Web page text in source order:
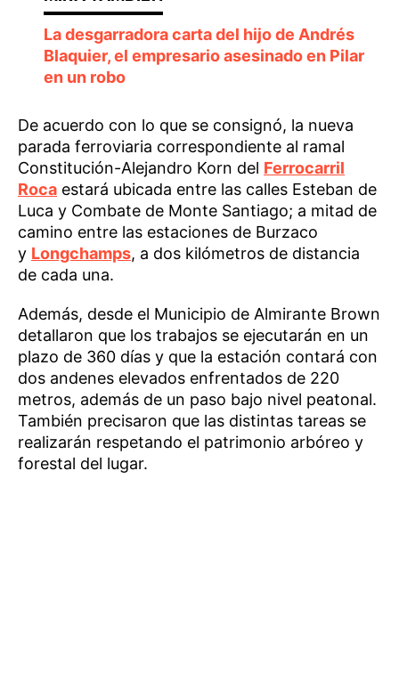
La desgarradora carta del hijo de Andrés
Blaquier, el empresario asesinado en Pilar
en un robo
De acuerdo con lo que se consignó, la nueva
parada ferroviaria correspondiente al ramal
Constitución-Alejandro Korn del Ferrocarril
Roca estará ubicada entre las calles Esteban de
Luca y Combate de Monte Santiago; a mitad de
camino entre las estaciones de Burzaco
y Longchamps, a dos kilómetros de distancia
de cada una.
Además, desde el Municipio de Almirante Brown
detallaron que los trabajos se ejecutarán en un
plazo de 360 días y que la estación contará con
dos andenes elevados enfrentados de 220
metros, además de un paso bajo nivel peatonal.
También precisaron que las distintas tareas se
realizarán respetando el patrimonio arbóreo y
forestal del lugar.